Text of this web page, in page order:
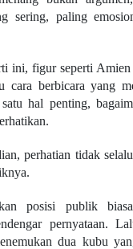
sering, paling
ini, figur seperti
cara berbicara yang
hal penting,
perhatian tidak
posisi publik
pernyataan.
dua kubu